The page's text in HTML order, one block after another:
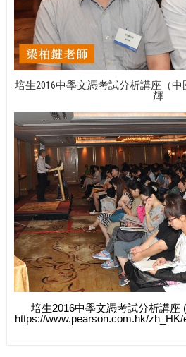
培生2016中學文憑​考​試分析講座（
輝
培生2016中學文憑​考​試分析講座
https://www.pearson.com.hk/